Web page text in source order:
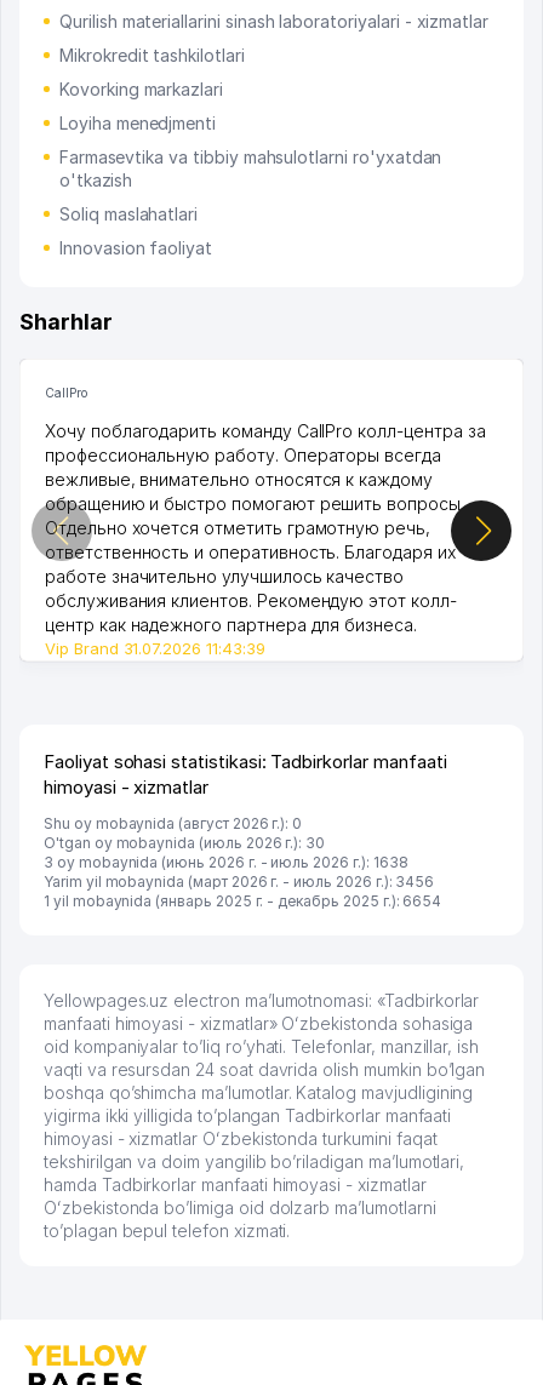
Qurilish materiallarini sinash laboratoriyalari - xizmatlar
Mikrokredit tashkilotlari
Kovorking markazlari
Loyiha menedjmenti
Farmasevtika va tibbiy mahsulotlarni ro'yxatdan
o'tkazish
Soliq maslahatlari
Innovasion faoliyat
Sharhlar
CallPro
Хочу поблагодарить команду CallPro колл-центра за
профессиональную работу. Операторы всегда
вежливые, внимательно относятся к каждому
обращению и быстро помогают решить вопросы.
Отдельно хочется отметить грамотную речь,
ответственность и оперативность. Благодаря их
работе значительно улучшилось качество
обслуживания клиентов. Рекомендую этот колл-
центр как надежного партнера для бизнеса.
Vip Brand 31.07.2026 11:43:39
Faoliyat sohasi statistikasi: Tadbirkorlar manfaati
himoyasi - xizmatlar
Shu oy mobaynida (август 2026 г.): 0
O'tgan oy mobaynida (июль 2026 г.): 30
3 oy mobaynida (июнь 2026 г. - июль 2026 г.): 1638
Yarim yil mobaynida (март 2026 г. - июль 2026 г.): 3456
1 yil mobaynida (январь 2025 г. - декабрь 2025 г.): 6654
Yellowpages.uz electron ma’lumotnomasi: «Tadbirkorlar
manfaati himoyasi - xizmatlar» Oʻzbekistonda sohasiga
oid kompaniyalar to’liq ro’yhati. Telefonlar, manzillar, ish
vaqti va resursdan 24 soat davrida olish mumkin bo’lgan
boshqa qo’shimcha ma’lumotlar. Katalog mavjudligining
yigirma ikki yilligida to’plangan Tadbirkorlar manfaati
himoyasi - xizmatlar Oʻzbekistonda turkumini faqat
tekshirilgan va doim yangilib bo’riladigan ma’lumotlari,
hamda Tadbirkorlar manfaati himoyasi - xizmatlar
Oʻzbekistonda bo’limiga oid dolzarb ma’lumotlarni
to’plagan bepul telefon xizmati.